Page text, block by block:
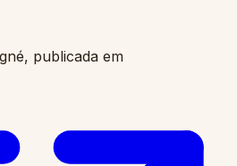
publicada em